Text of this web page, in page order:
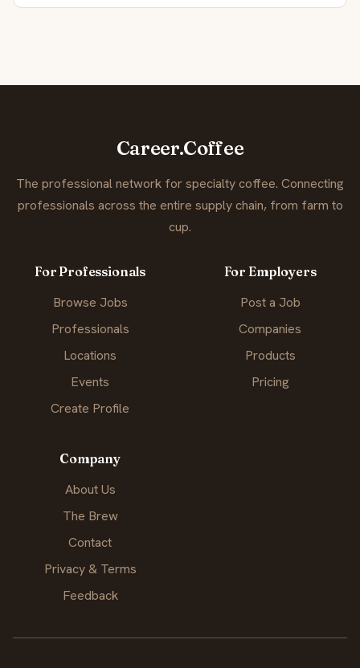
Career.Coffee
The professional network for specialty coffee. Connecting
professionals across the entire supply chain, from farm to
cup.
For Professionals
Browse Jobs
Professionals
Locations
Events
Create Profile
For Employers
Post a Job
Companies
Products
Pricing
Company
About Us
The Brew
Contact
Privacy & Terms
Feedback